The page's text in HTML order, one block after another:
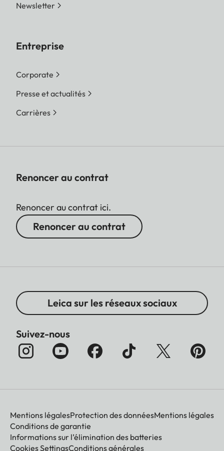
Newsletter
Entreprise
Corporate
Presse et actualités
Carrières
Renoncer au contrat
Renoncer au contrat ici.
Renoncer au contrat
Leica sur les réseaux sociaux
Suivez-nous
Mentions légalesProtection des donnéesMentions légales
Conditions de garantie
Informations sur l’élimination des batteries
Cookies SettingsConditions générales